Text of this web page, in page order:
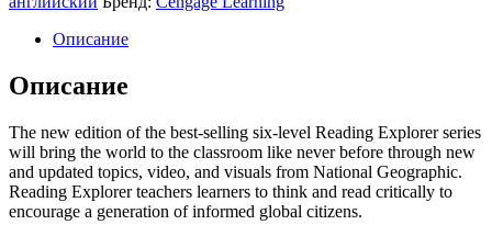
Описание
Описание
The new edition of the best-selling six-level Reading Explorer series
will bring the world to the classroom like never before through new
and updated topics, video, and visuals from National Geographic.
Reading Explorer teachers learners to think and read critically to
encourage a generation of informed global citizens.